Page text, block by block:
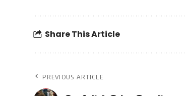
Share This Article
PREVIOUS ARTICLE